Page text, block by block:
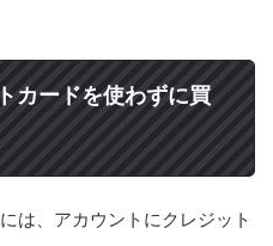
カードを使わずに買
は、アカウントにクレジット